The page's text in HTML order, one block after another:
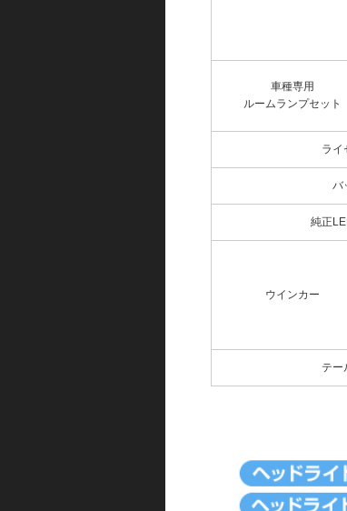
車種専用
ルームランプセット
ライ
バ
純正
ウインカー
テー